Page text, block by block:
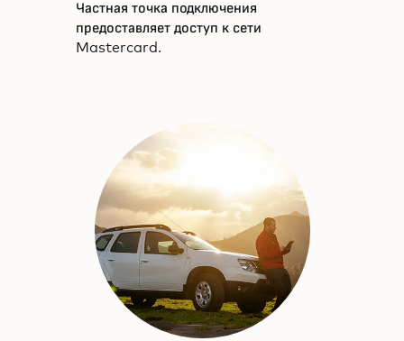
Частная точка подключения
предоставляет доступ к сети
Mastercard.